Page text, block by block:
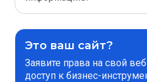
Это ваш сайт?
Заявите права на свой
доступ к бизнес-